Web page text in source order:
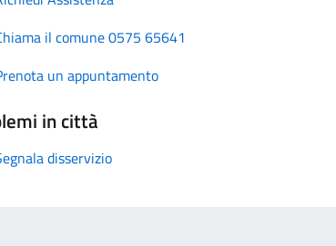
il comune 0575 65641
un appuntamento
in città
disservizio